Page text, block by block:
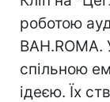
роботою
BAH.ROMA.
спільною
ідеєю. Їх